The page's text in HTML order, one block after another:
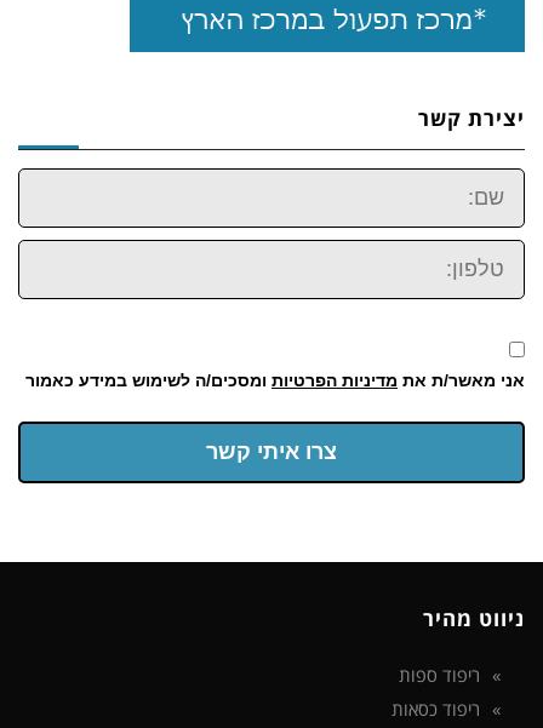
יצירת קשר
שם:
טלפון:
אני מאשר/ת את מדיניות הפרטיות ומסכים/ה לשימוש במידע כאמור
צרו איתי קשר
ניווט מהיר
ריפוד ספות
ריפוד כסאות